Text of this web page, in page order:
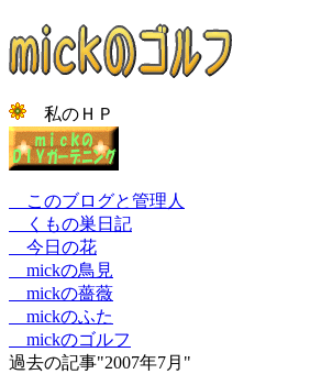
私のＨＰ
このブログと管理人
くもの巣日記
今日の花
mickの鳥見
mickの薔薇
mickのふた
mickのゴルフ
過去の記事"2007年7月"